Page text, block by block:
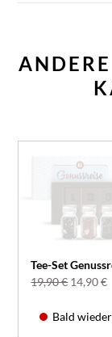
Tee-Set
19,90 €14,90 €
Bald